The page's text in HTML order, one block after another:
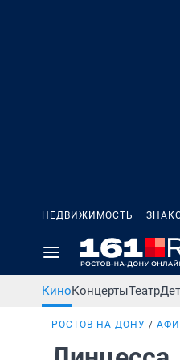
НЕДВИЖИМОСТЬ
КиноКонцертыТеатр
РОСТОВ-НА-ДОНУ